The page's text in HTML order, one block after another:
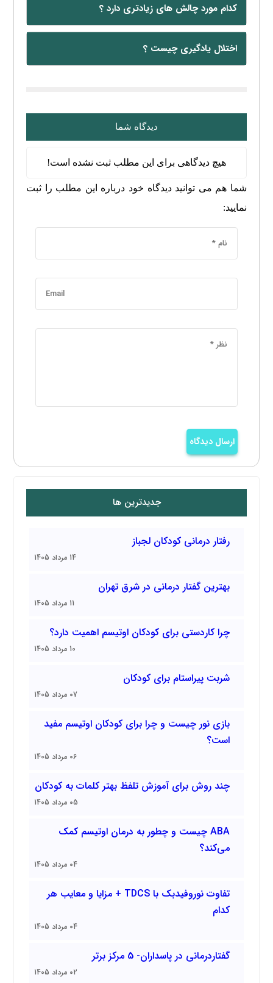
کدام مورد چالش های زیادتری دارد ؟
اختلال یادگیری چیست ؟
دیدگاه شما
هیچ دیدگاهی برای این مطلب ثبت نشده است!
شما هم می توانید دیدگاه خود درباره این مطلب را ثبت
نمایید:
ارسال دیدگاه
جدیدترین ها
رفتار درمانی کودکان لجباز
14 مرداد 1405
بهترین گفتار درمانی در شرق تهران
11 مرداد 1405
چرا کاردستی برای کودکان اوتیسم اهمیت دارد؟
10 مرداد 1405
شربت پیراستام برای کودکان
07 مرداد 1405
بازی نور چیست و چرا برای کودکان اوتیسم مفید
است؟
06 مرداد 1405
چند روش برای آموزش تلفظ بهتر کلمات به کودکان
05 مرداد 1405
ABA چیست و چطور به درمان اوتیسم کمک
می‌کند؟
04 مرداد 1405
تفاوت نوروفیدبک با TDCS + مزایا و معایب هر
کدام
04 مرداد 1405
گفتاردرمانی در پاسداران- 5 مرکز برتر
02 مرداد 1405